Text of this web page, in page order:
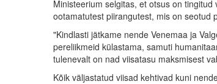
Ministeerium selgitas, et otsus on
ootamatutest piirangutest, mis on seotud
"Kindlasti jätkame nende Venemaa ja
pereliikmeid külastama, samuti
tulenevalt on nad viisatasu maksmisest
Kõik väljastatud viisad kehtivad kuni